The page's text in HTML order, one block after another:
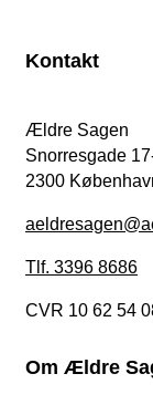
Kontakt
Ældre Sagen
Snorresgade
2300
Tlf. 3396 8686
CVR 10 62 54
Om Ældre